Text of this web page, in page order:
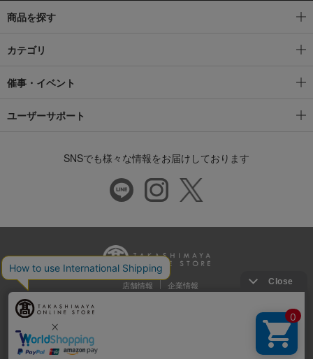
商品を探す
カテゴリ
催事・イベント
ユーザーサポート
SNSでも様々な情報をお届けしております
店舗情報 企業情報
推奨環境 特定商取引法に基づく表示
プライバシーポリシー
Cookie等の第三者提供について
ウェブアクセシビリティ方針